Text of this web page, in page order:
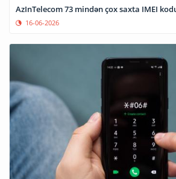
AzInTelecom 73 mindən çox saxta IMEI
16-06-2026